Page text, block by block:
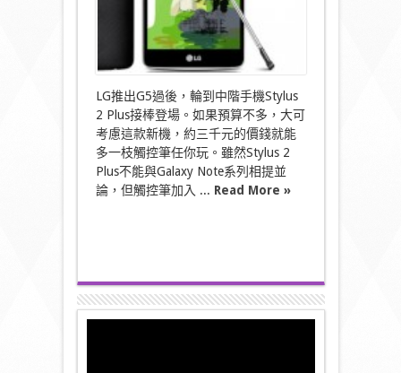
Plus
接
棒
出
中
LG推出G5過後，輪到中階手機Stylus
2 Plus接棒登場。如果預算不多，大可
考慮這款新機，約三千元的價錢就能
多一枝觸控筆任你玩。雖然Stylus 2
Plus不能與Galaxy Note系列相提並
論，但觸控筆加入 ... Read More »